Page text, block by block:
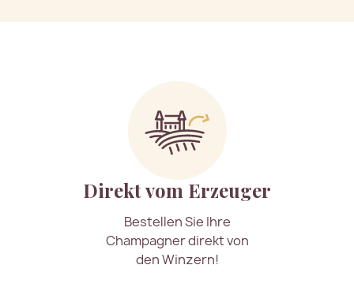
Direkt vom Erzeuger
Bestellen Sie Ihre
Champagner direkt von
den Winzern!